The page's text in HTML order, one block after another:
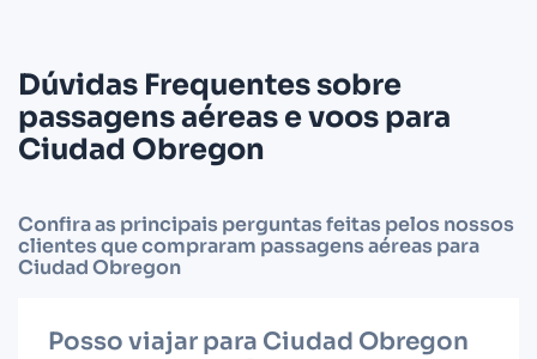
Dúvidas Frequentes sobre
passagens aéreas e voos para
Ciudad Obregon
Confira as principais perguntas feitas pelos nossos
clientes que compraram passagens aéreas para
Ciudad Obregon
Posso viajar para Ciudad Obregon